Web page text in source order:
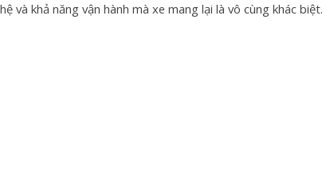
và khả năng vận hành mà xe mang lại là vô cùng khác biệt.